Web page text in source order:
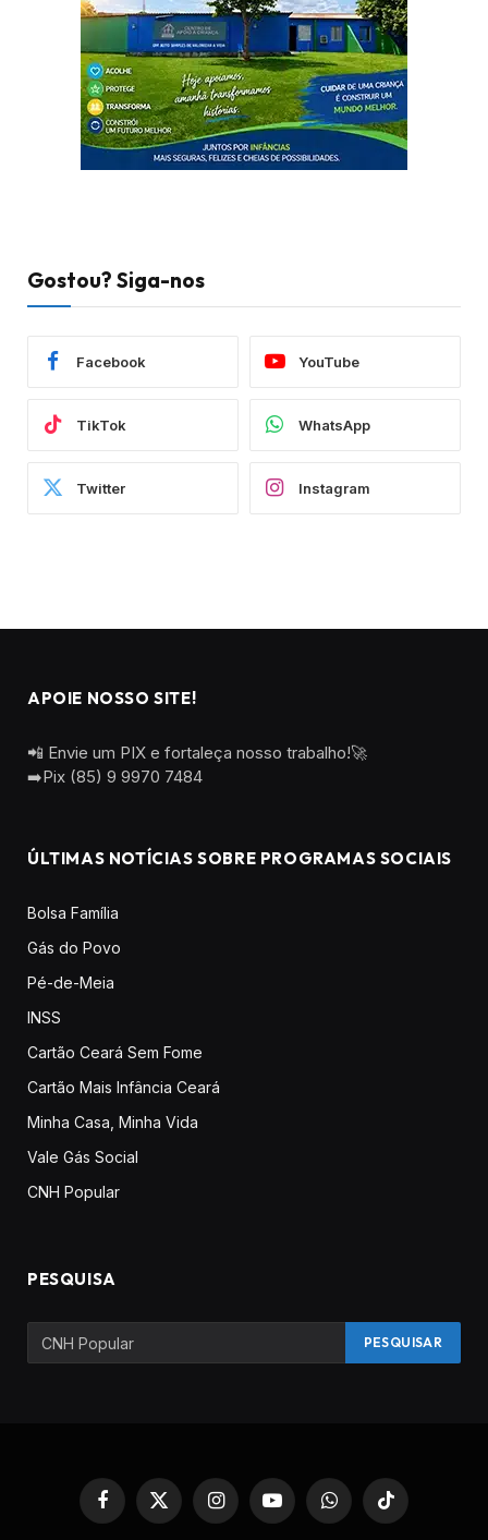
Gostou? Siga-nos
Facebook YouTube
TikTok WhatsApp
Twitter Instagram
APOIE NOSSO SITE!
📲 Envie um PIX e fortaleça nosso trabalho!🚀
➡️Pix (85) 9 9970 7484
ÚLTIMAS NOTÍCIAS SOBRE PROGRAMAS SOCIAIS
Bolsa Família
Gás do Povo
Pé-de-Meia
INSS
Cartão Ceará Sem Fome
Cartão Mais Infância Ceará
Minha Casa, Minha Vida
Vale Gás Social
CNH Popular
PESQUISA
Facebook
X
InstagramYouTubeWhatsAppTikTok